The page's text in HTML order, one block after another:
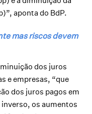
aponta do BdP.
mas riscos devem
dos juros
e empresas, “que
dos juros pagos em
os aumentos